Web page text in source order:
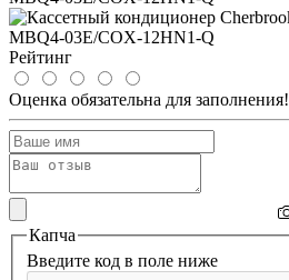
Рейтинг
Оценка обязательна для заполнения!
Капча
Введите код в поле ниже